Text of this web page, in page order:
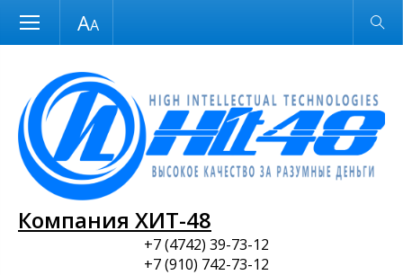
Размер шрифта Обычная версия
Компания ХИТ-48
+7 (4742) 39-73-12
+7 (910) 742-73-12